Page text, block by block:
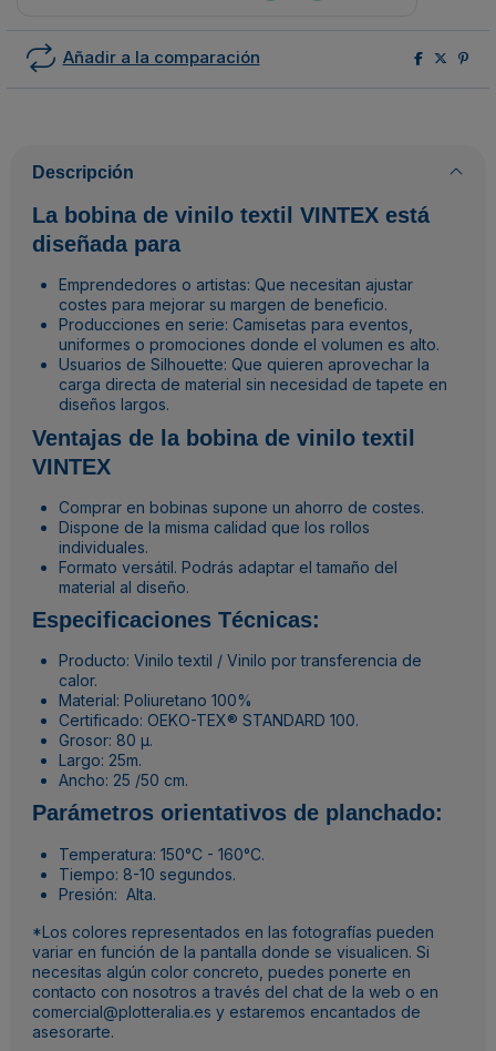
Añadir a la comparación
Descripción
La bobina de vinilo textil VINTEX está
diseñada para
Emprendedores o artistas: Que necesitan ajustar
costes para mejorar su margen de beneficio.
Producciones en serie: Camisetas para eventos,
uniformes o promociones donde el volumen es alto.
Usuarios de Silhouette: Que quieren aprovechar la
carga directa de material sin necesidad de tapete en
diseños largos.
Ventajas de la bobina de vinilo textil
VINTEX
Comprar en bobinas supone un ahorro de costes.
Dispone de la misma calidad que los rollos
individuales.
Formato versátil. Podrás adaptar el tamaño del
material al diseño.
Especificaciones Técnicas:
Producto: Vinilo textil / Vinilo por transferencia de
calor.
Material: Poliuretano 100%
Certificado: OEKO-TEX® STANDARD 100.
Grosor: 80 µ.
Largo: 25m.
Ancho: 25 /50 cm.
Parámetros orientativos de planchado:
Temperatura: 150°C - 160°C.
Tiempo: 8-10 segundos.
Presión: Alta.
*Los colores representados en las fotografías pueden
variar en función de la pantalla donde se visualicen. Si
necesitas algún color concreto, puedes ponerte en
contacto con nosotros a través del chat de la web o en
comercial@plotteralia.es y estaremos encantados de
asesorarte.